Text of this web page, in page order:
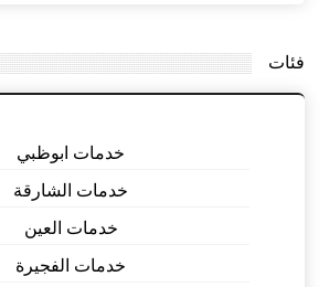
فئات
خدمات ابوظبي
خدمات الشارقة
خدمات العين
خدمات الفجيرة